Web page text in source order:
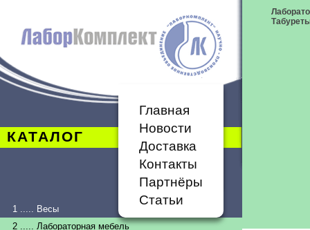
КАТАЛОГ
Главная
Новости
Доставка
Контакты
Партнёры
Статьи
1 ..... Весы
2 ..... Лабораторная мебель